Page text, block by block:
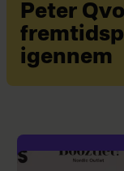
Peter
igennem